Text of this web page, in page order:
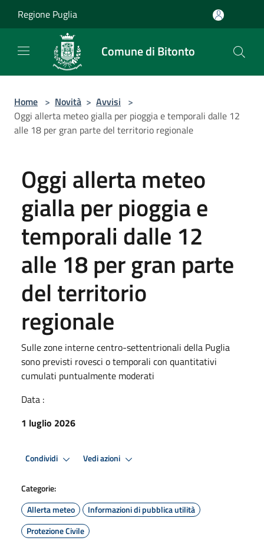
Regione Puglia
Comune di Bitonto
Home > Novità > Avvisi >
Oggi allerta meteo gialla per pioggia e temporali dalle 12
alle 18 per gran parte del territorio regionale
Oggi allerta meteo
gialla per pioggia e
temporali dalle 12
alle 18 per gran parte
del territorio
regionale
Sulle zone interne centro-settentrionali della Puglia
sono previsti rovesci o temporali con quantitativi
cumulati puntualmente moderati
Data :
1 luglio 2026
Condividi Vedi azioni
Categorie:
Allerta meteo
Informazioni di pubblica utilità
Protezione Civile